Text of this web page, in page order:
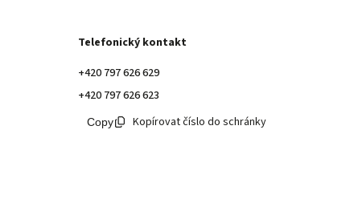
Telefonický kontakt
+420 797 626 629
+420 797 626 623
Kopírovat číslo do schránky